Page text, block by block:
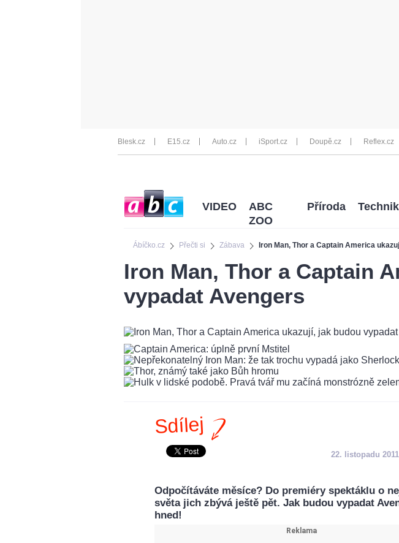
Blesk.cz E15.cz Auto.cz iSport.cz Doupě.cz Reflex.cz
Ábíčko.cz Přečti si Zábava Iron Man, Thor a Captain America
VIDEO
ABC
ZOO
Příroda
Iron Man, Thor a Captain
vypadat Avengers
Sdílej
22. listopadu 2011
Odpočítáváte měsíce? Do premiéry spektáklu o
světa jich zbývá ještě pět. Jak budou vypadat
hned!